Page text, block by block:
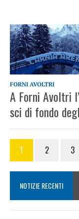
FORNI AVOLTRI
A Forni Avoltri
sci di fondo
1 2 3
NOTIZIE RECENTI